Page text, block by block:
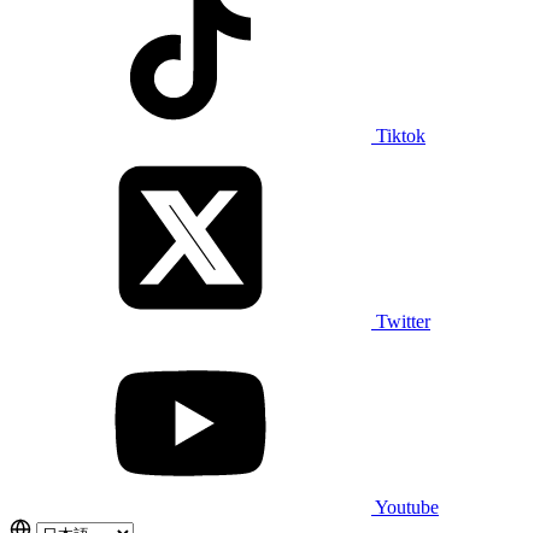
Tiktok
Twitter
Youtube